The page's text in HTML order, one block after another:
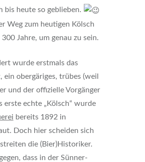
bis heute so geblieben.
Weg zum heutigen Kölsch
Jahre, um genau zu sein.
wurde erstmals das
ein obergäriges, trübes (weil
und der offizielle Vorgänger
erste echte „Kölsch“ wurde
bereits 1892 in
Doch hier scheiden sich
die (Bier)Historiker.
dass in der Sünner-